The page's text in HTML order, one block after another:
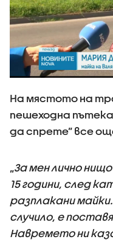
На мястото на
пешеходна
да спрете” все
„За мен лично
15 години, след
разплакани
случило, е
Навремето ни